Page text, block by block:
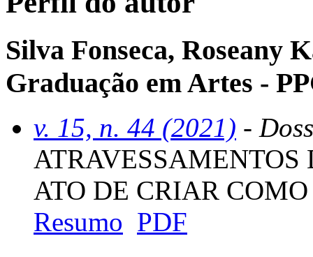
Silva Fonseca, Roseany
Graduação em Artes -
v. 15, n. 44 (2021) -
ATO DE CRIAR
Resumo PDF